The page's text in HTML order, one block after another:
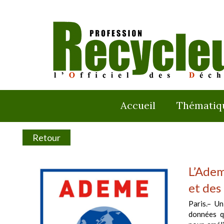
Accueil
Retour
et des
Paris.–
données